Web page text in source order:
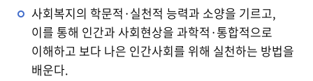
사회복지의 학문적·실천적 능력과 소양을 기르고,
이를 통해 인간과 사회현상을 과학적·통합적으로
이해하고 보다 나은 인간사회를 위해 실천하는 방법을
배운다.